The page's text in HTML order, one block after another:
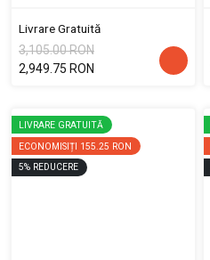
Livrare Gratuită
3,105.00 RON
2,949.75 RON
LIVRARE GRATUITĂ
ECONOMISIȚI 155.25 RON
5% REDUCERE